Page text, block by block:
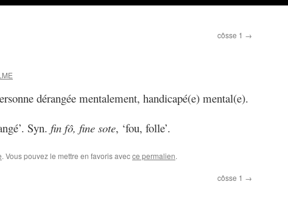
côsse 1 →
dérangée mentalement, handicapé(e) mental(e).
Syn. fin fô, fine sote, ‘fou, folle’.
. Vous pouvez le mettre en favoris avecce permalien.
côsse 1 →